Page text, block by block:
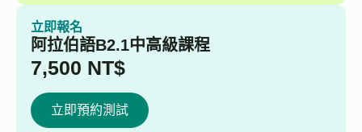
立即報名
阿拉伯語B2.1中高級課程
7,500 NT$
立即預約測試